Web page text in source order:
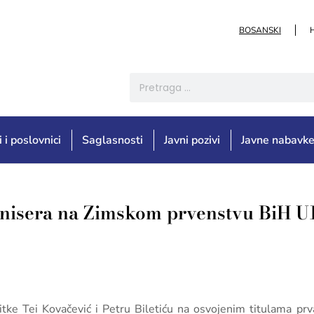
BOSANSKI
i poslovnici Saglasnosti Javni pozivi Javne
na Zimskom prvenstvu BiH
Tei Kovačević i Petru Biletiću na osvojenim titulama